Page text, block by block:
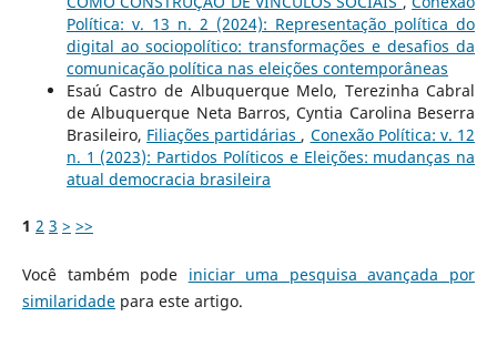
Política: v. 13 n. 2 (2024): Representação política do
digital ao sociopolítico: transformações e desafios da
comunicação política nas eleições contemporâneas
Esaú Castro de Albuquerque Melo, Terezinha Cabral
de Albuquerque Neta Barros, Cyntia Carolina Beserra
Brasileiro, Filiações partidárias , Conexão Política: v. 12
n. 1 (2023): Partidos Políticos e Eleições: mudanças na
atual democracia brasileira
1 2 3 > >>
Você também pode iniciar uma pesquisa avançada por
similaridadepara este artigo.